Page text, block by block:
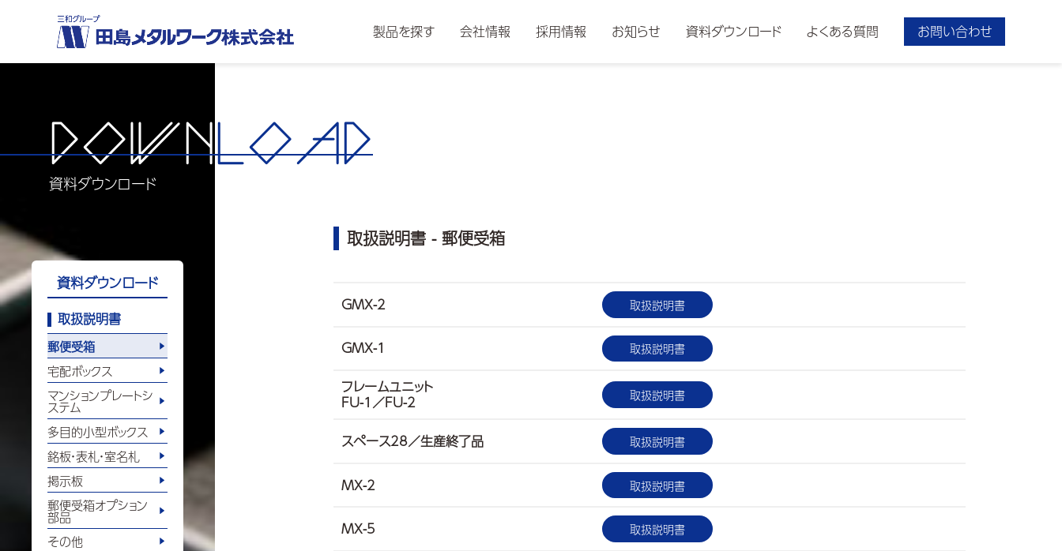
製品を探す 会社情報 採用情報 お知らせ 資料ダウンロード よくある質問 お問い合わせ
資料ダウンロード
取扱説明書
郵便受箱
宅配ボックス
マンションプレートシ
ステム
多目的小型ボックス
銘板・表札・室名札
掲示板
郵便受箱オプション
部品
その他
DOWNLOAD
資料ダウンロード
取扱説明書 - 郵便受箱
GMX-2 取扱説明書
GMX-1 取扱説明書
フレームユニット
FU-1／FU-2
取扱説明書
スペース28／生産終了品 取扱説明書
MX-2 取扱説明書
MX-5 取扱説明書